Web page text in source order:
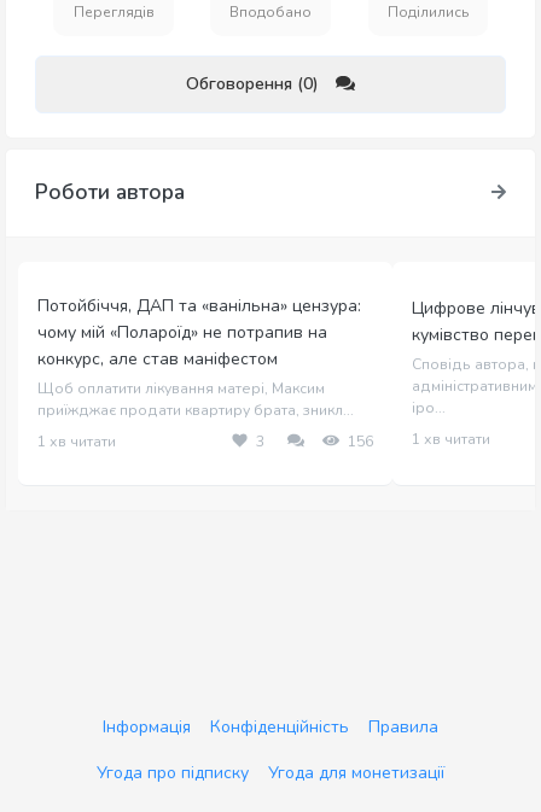
Переглядів Вподобано Поділились
Обговорення (0)
Роботи автора
Потойбіччя, ДАП та «ванільна» цензура:
чому мій «Полароїд» не потрапив на
конкурс, але став маніфестом
Щоб оплатити лікування матері, Максим
приїжджає продати квартиру брата, зникл...
1 хв читати
3 156
Цифрове
кумівство
Сповідь автора,
іро...
1 хв читати
Інформація Конфіденційність
Правила
Угода про підписку
Угода для монетизації